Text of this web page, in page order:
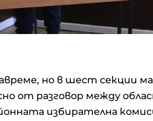
но в шест секции
от разговор между
избирателна